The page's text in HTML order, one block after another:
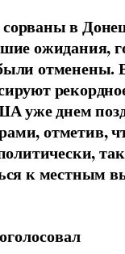
в
ожидания,
отменены.
уже днем
отметив,
к местным